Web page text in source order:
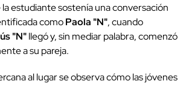
estudiante sostenía una conversación
comoPaola "N", cuando
"N"llegó y, sin mediar palabra, comenzó
a su pareja.
al lugar se observa cómo las jóvenes